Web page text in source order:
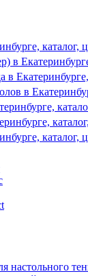
каталог,
в
в
в
каталог,
настольного